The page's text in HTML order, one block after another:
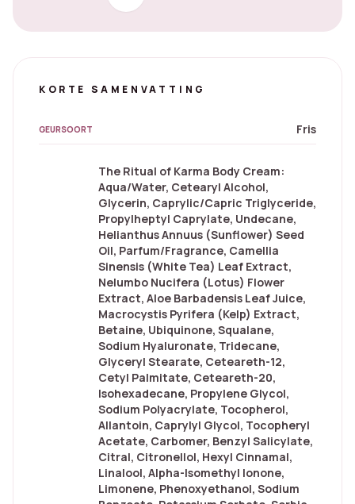
KORTE SAMENVATTING
GEURSOORT Fris
The Ritual of Karma Body Cream:
Aqua/Water, Cetearyl Alcohol,
Glycerin, Caprylic/Capric Triglyceride,
Propylheptyl Caprylate, Undecane,
Helianthus Annuus (Sunflower) Seed
Oil, Parfum/Fragrance, Camellia
Sinensis (White Tea) Leaf Extract,
Nelumbo Nucifera (Lotus) Flower
Extract, Aloe Barbadensis Leaf Juice,
Macrocystis Pyrifera (Kelp) Extract,
Betaine, Ubiquinone, Squalane,
Sodium Hyaluronate, Tridecane,
Glyceryl Stearate, Ceteareth-12,
Cetyl Palmitate, Ceteareth-20,
Isohexadecane, Propylene Glycol,
Sodium Polyacrylate, Tocopherol,
Allantoin, Caprylyl Glycol, Tocopheryl
Acetate, Carbomer, Benzyl Salicylate,
Citral, Citronellol, Hexyl Cinnamal,
Linalool, Alpha-Isomethyl Ionone,
Limonene, Phenoxyethanol, Sodium